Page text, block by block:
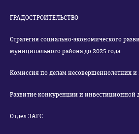
ГРАДОСТРОИТЕЛЬСТВО
Стратегия социально-экономического
муниципального района до 2025 года
Комиссия по делам несовершеннолетних и
Развитие конкуренции и инвестиционной
Отдел ЗАГС